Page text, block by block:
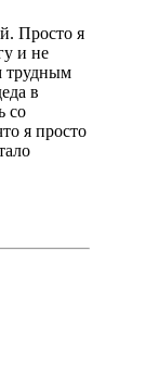
Просто я
и не
трудным
в
со
я просто